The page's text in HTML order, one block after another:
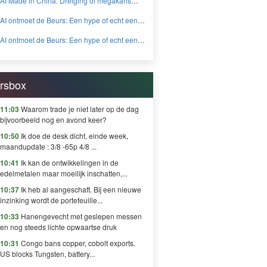
GREED
AI ontmoet de Beurs: Een hype of echt een
GREED
AI ontmoet de Beurs: Een hype of echt een
11:03Waarom trade je niet later op de dag
bijvoorbeeld nog en avond keer?
10:50 Ik doe de desk dicht, einde week,
maandupdate : 3/8 -65p 4/8 ...
10:41 Ik kan de ontwikkelingen in de
edelmetalen maar moeilijk inschatten,...
10:37 Ik heb al aangeschaft. Bij een nieuwe
inzinking wordt de portefeuille...
10:33 Hanengevecht met geslepen messen
en nog steeds lichte opwaartse druk
10:31 Congo bans copper, cobolt exports.
US blocks Tungsten, battery...